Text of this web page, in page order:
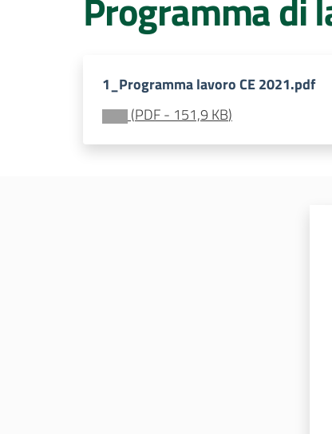
1_Programma lavoro CE 2021.pdf
(PDF- 151,9 KB)